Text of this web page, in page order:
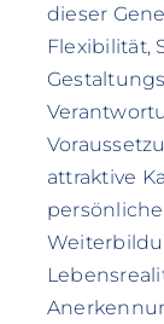
dieser
Flexibilität,
attraktive